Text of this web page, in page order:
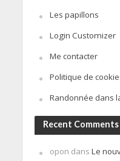
Les papillons
Login Customizer
Me contacter
Politique de
Randonnée dans
Recent Comments
opon dans Le